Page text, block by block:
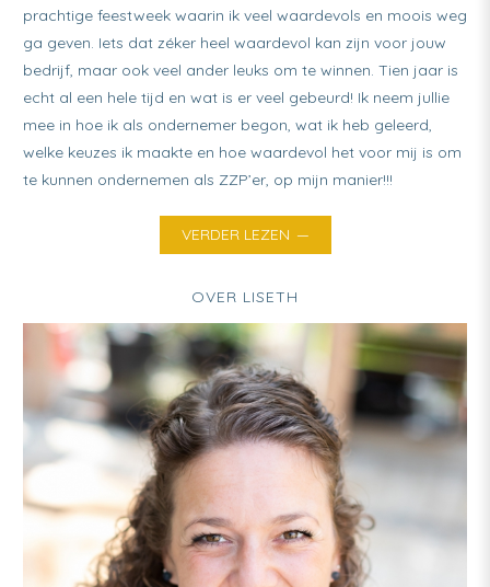
prachtige feestweek waarin ik veel waardevols en moois weg
ga geven. Iets dat zéker heel waardevol kan zijn voor jouw
bedrijf, maar ook veel ander leuks om te winnen. Tien jaar is
echt al een hele tijd en wat is er veel gebeurd! Ik neem jullie
mee in hoe ik als ondernemer begon, wat ik heb geleerd,
welke keuzes ik maakte en hoe waardevol het voor mij is om
te kunnen ondernemen als ZZP’er, op mijn manier!!!
VERDER LEZEN
OVER LISETH